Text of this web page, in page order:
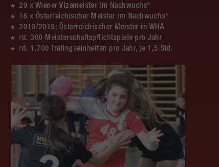
29 x Wiener Vizemeister im Nachwuchs*
16 x Österreichischer Meister im Nachwuchs*
2018/2019: Österreichischer Meister in WHA
rd. 300 Meisterschaftspflichtspiele pro Jahr
rd. 1.700 Traiingseinheiten pro Jahr, je 1,5 Std.